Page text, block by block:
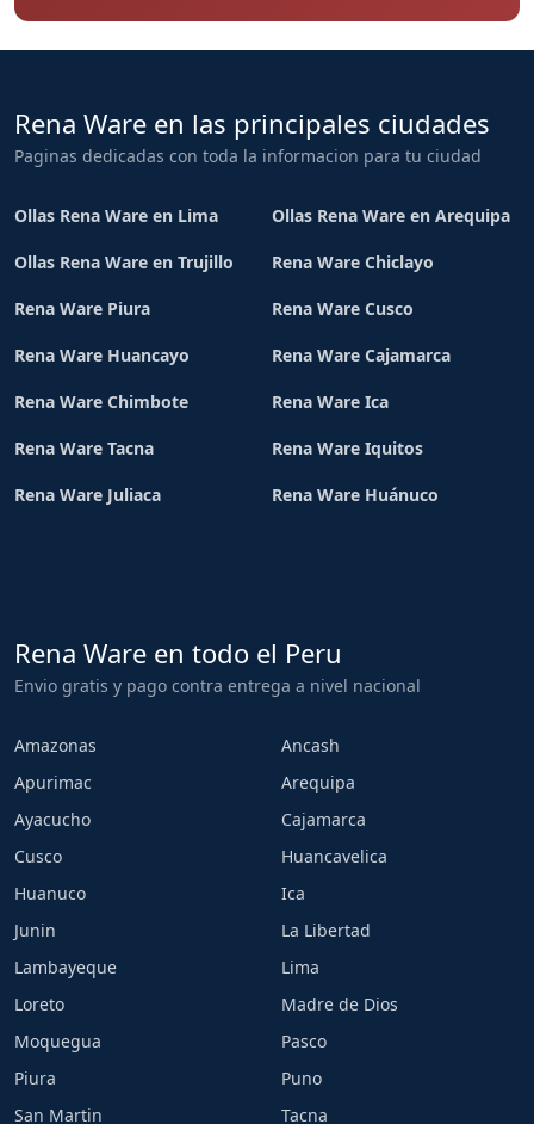
Rena Ware en las principales ciudades
Paginas dedicadas con toda la informacion para tu ciudad
Ollas Rena Ware en Lima Ollas Rena Ware en Arequipa
Ollas Rena Ware en Trujillo Rena Ware Chiclayo
Rena Ware Piura Rena Ware Cusco
Rena Ware Huancayo Rena Ware Cajamarca
Rena Ware Chimbote Rena Ware Ica
Rena Ware Tacna Rena Ware Iquitos
Rena Ware Juliaca Rena Ware Huánuco
Rena Ware en todo el Peru
Envio gratis y pago contra entrega a nivel nacional
Amazonas
Ancash
Apurimac
Arequipa
Ayacucho
Cajamarca
Cusco
Huancavelica
Huanuco
Ica
Junin
La Libertad
Lambayeque
Lima
Loreto
Madre de Dios
Moquegua
Pasco
Piura
Puno
San Martin
Tacna